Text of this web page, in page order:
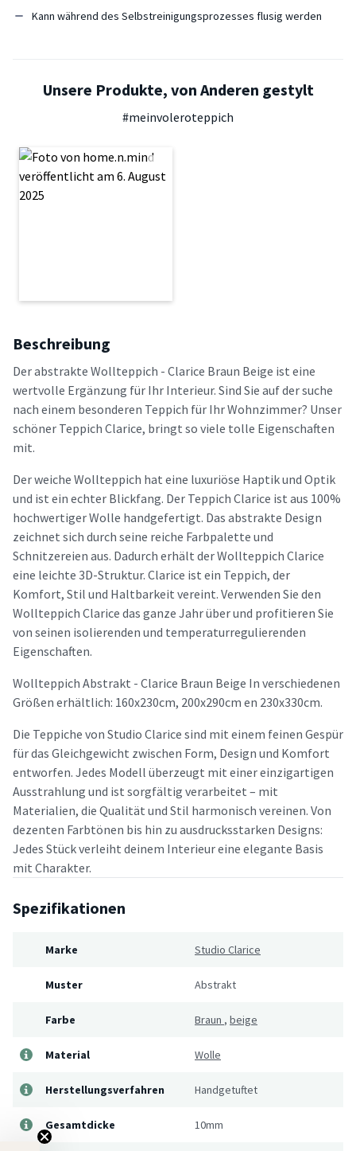
Kann während des Selbstreinigungsprozesses flusig werden
Unsere Produkte, von Anderen gestylt
#meinvoleroteppich
Beschreibung
Der abstrakte Wollteppich - Clarice Braun Beige ist eine
wertvolle Ergänzung für Ihr Interieur. Sind Sie auf der suche
nach einem besonderen Teppich für Ihr Wohnzimmer? Unser
schöner Teppich Clarice, bringt so viele tolle Eigenschaften
mit.
Der weiche Wollteppich hat eine luxuriöse Haptik und Optik
und ist ein echter Blickfang. Der Teppich Clarice ist aus 100%
hochwertiger Wolle handgefertigt. Das abstrakte Design
zeichnet sich durch seine reiche Farbpalette und
Schnitzereien aus. Dadurch erhält der Wollteppich Clarice
eine leichte 3D-Struktur. Clarice ist ein Teppich, der
Komfort, Stil und Haltbarkeit vereint. Verwenden Sie den
Wollteppich Clarice das ganze Jahr über und profitieren Sie
von seinen isolierenden und temperaturregulierenden
Eigenschaften.
Wollteppich Abstrakt - Clarice Braun Beige In verschiedenen
Größen erhältlich: 160x230cm, 200x290cm en 230x330cm.
Die Teppiche von Studio Clarice sind mit einem feinen Gespür
für das Gleichgewicht zwischen Form, Design und Komfort
entworfen. Jedes Modell überzeugt mit einer einzigartigen
Ausstrahlung und ist sorgfältig verarbeitet – mit
Materialien, die Qualität und Stil harmonisch vereinen. Von
dezenten Farbtönen bis hin zu ausdrucksstarken Designs:
Jedes Stück verleiht deinem Interieur eine elegante Basis
mit Charakter.
Spezifikationen
Marke Studio Clarice
Muster Abstrakt
Farbe Braun , beige
Material Wolle
Herstellungsverfahren Handgetuftet
Gesamtdicke 10mm